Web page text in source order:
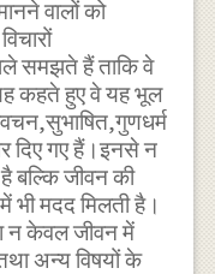
वालों को
समझते हैं ताकि वे
कहते हुए वे यह भूल
दिए गए हैं।इनसे न
बल्कि जीवन की
मदद मिलती है।
न केवल जीवन में
अन्य विषयों के